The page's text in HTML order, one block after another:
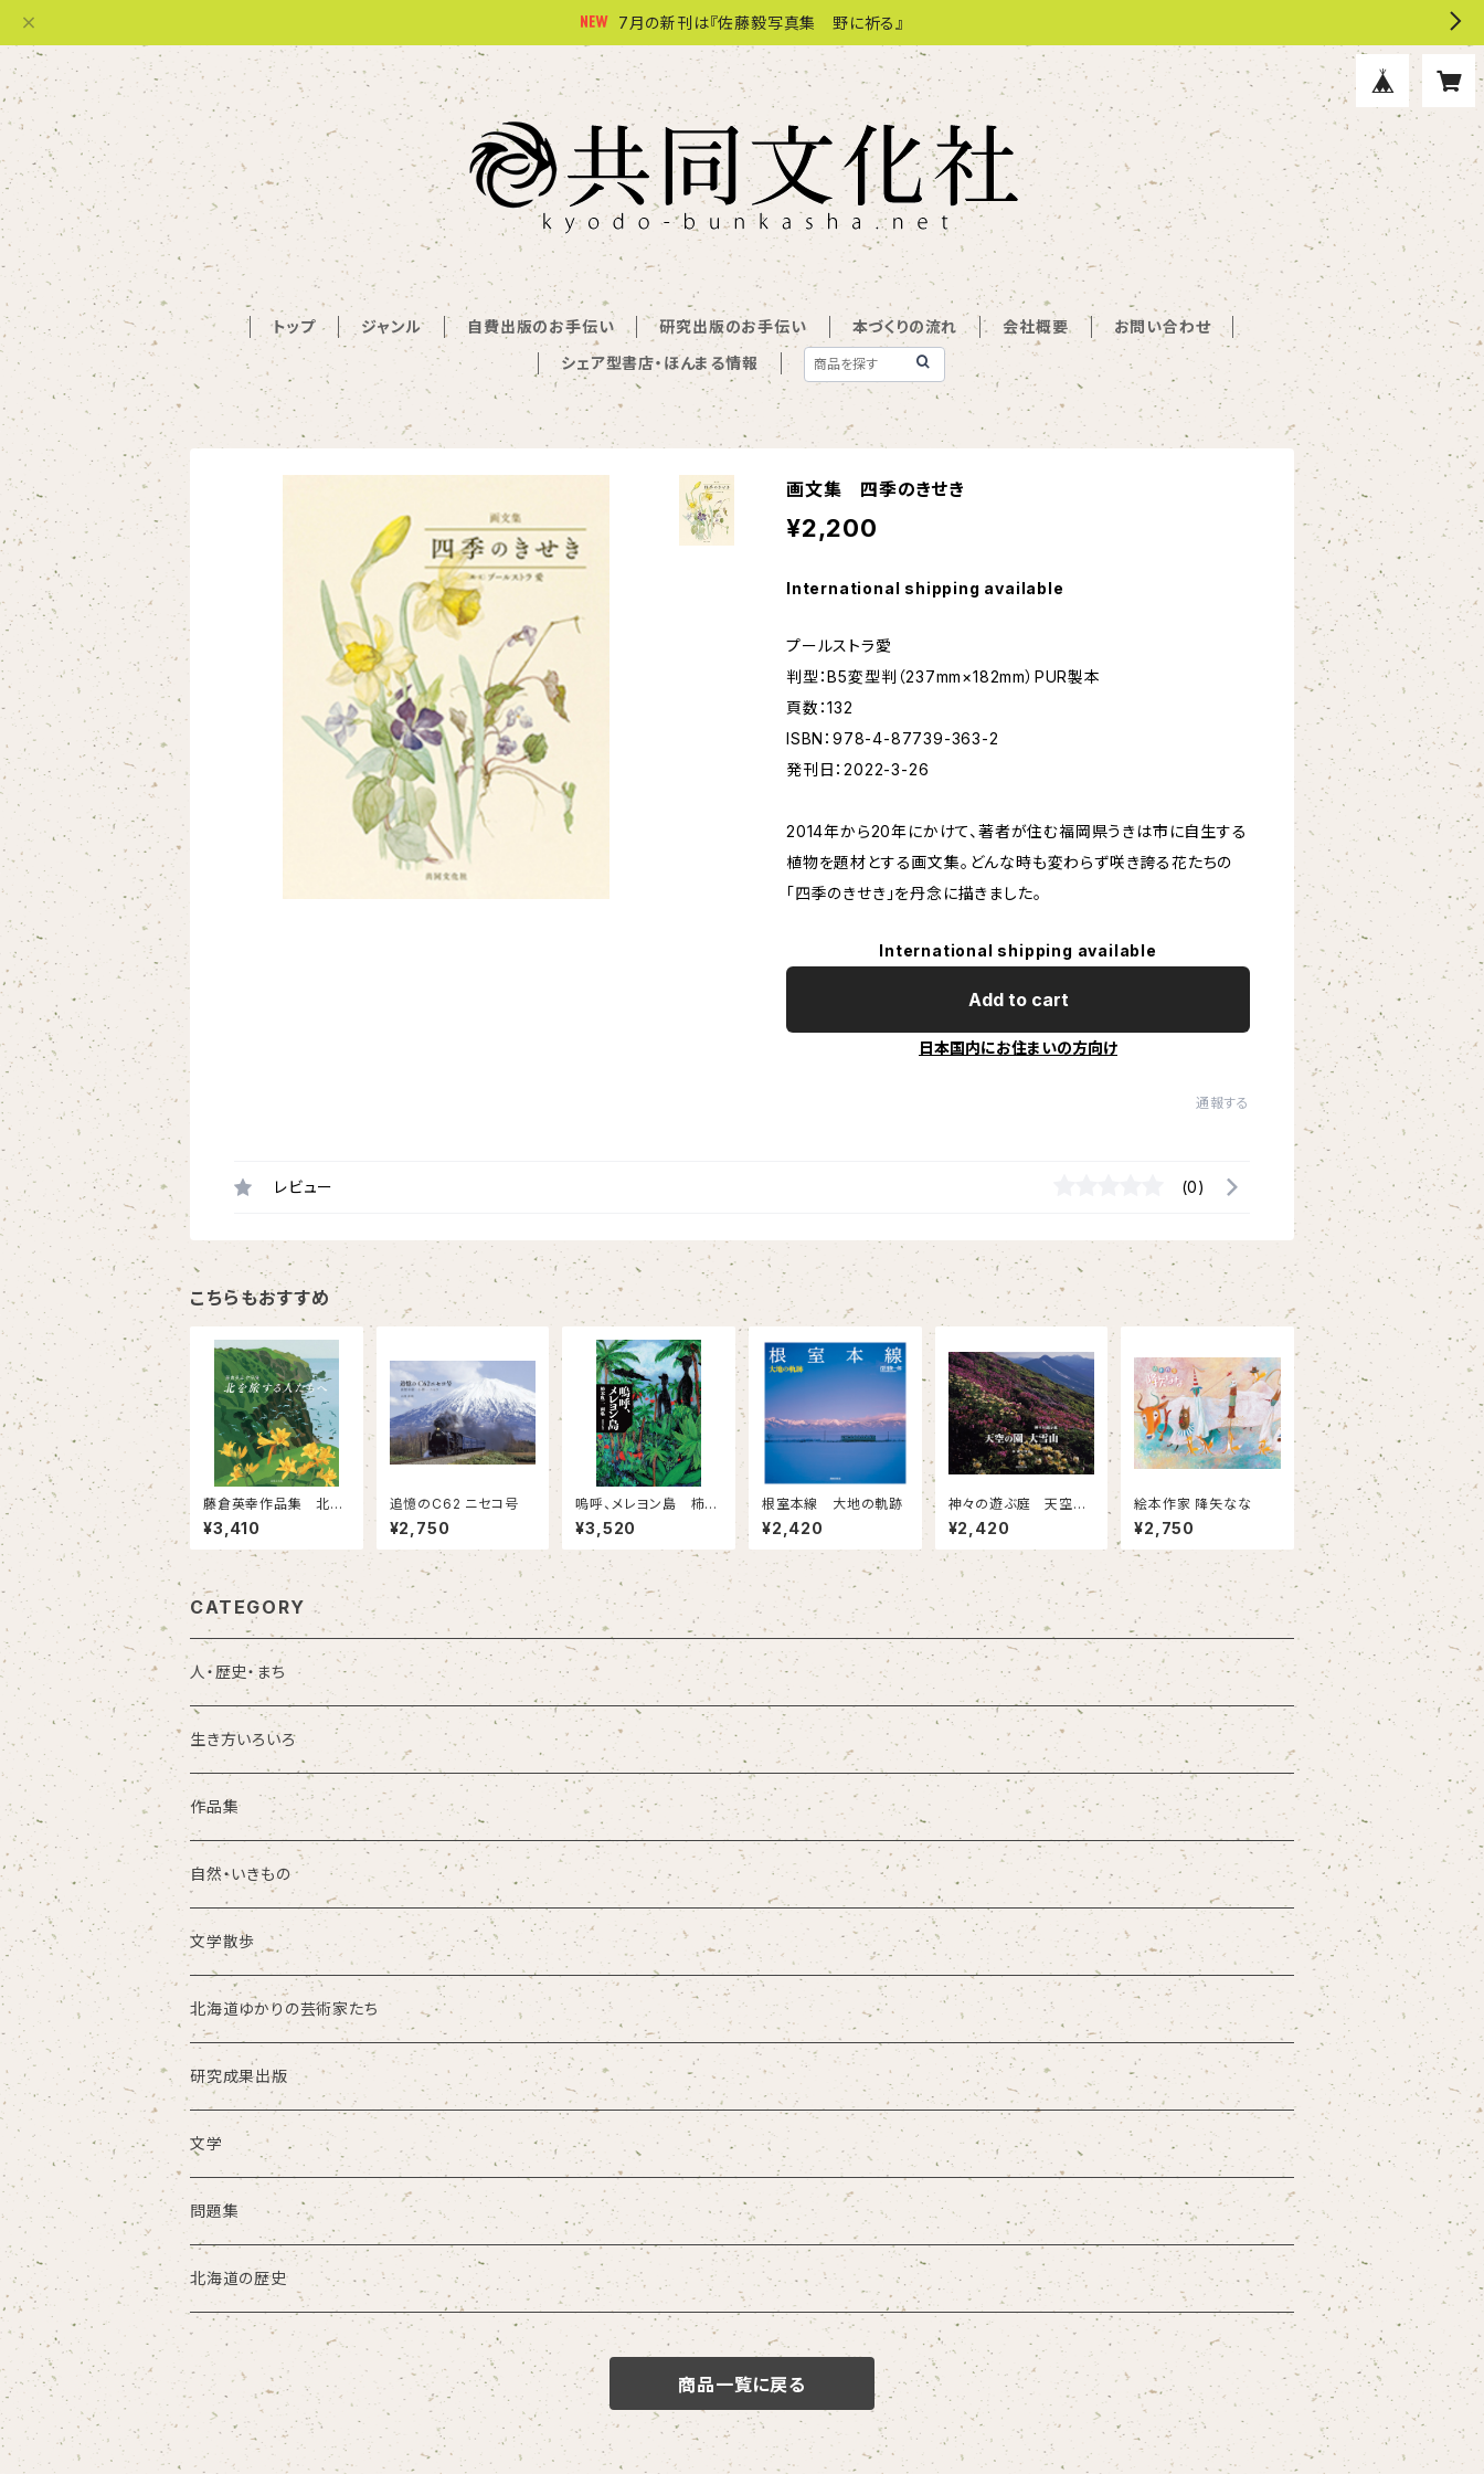
7月の新刊は『佐藤毅写真集 野に祈る』
トップ ジャンル 自費出版のお手伝い 研究出版のお手伝い 本づくりの流れ 会社概要
お問い合わせ
シェア型書店・ほんまる情報
画文集 四季のきせき
¥2,200
International shipping available
プールストラ愛
判型：B5変型判（237mm×182mm）PUR製本
頁数：132
ISBN：978-4-87739-363-2
発刊日：2022-3-26
2014年から20年にかけて、著者が住む福岡県うきは市に自生する
植物を題材とする画文集。どんな時も変わらず咲き誇る花たちの
「四季のきせき」を丹念に描きました。
International shipping available
Add to cart
日本国内にお住まいの方向け
通報する
レビュー (0)
こちらもおすすめ
藤倉英幸作品集 北を
旅する人たちへ
¥3,410
追憶のC62 ニセコ号
¥2,750
嗚呼、メレヨン島 柿本
胤二画集
¥3,520
根室本線 大地の軌跡
¥2,420
神々の遊ぶ庭 天空の
園 大雪山
¥2,420
絵本作家 降矢なな
¥2,750
CATEGORY
人・歴史・まち
生き方いろいろ
作品集
自然・いきもの
文学散歩
北海道ゆかりの芸術家たち
研究成果出版
文学
問題集
北海道の歴史
商品一覧に戻る